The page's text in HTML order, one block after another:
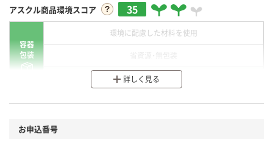
アスクル商品環境スコア 35
容器
包装
環境に配慮した材料を使用
分別・リサイクルしやすい設計
商品
本体
詳しく見る
お申込番号